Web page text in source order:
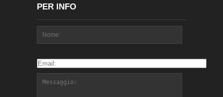
PER INFO